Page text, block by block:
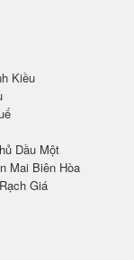
Kiều
Dầu Một
Mai Biên Hòa
Giá